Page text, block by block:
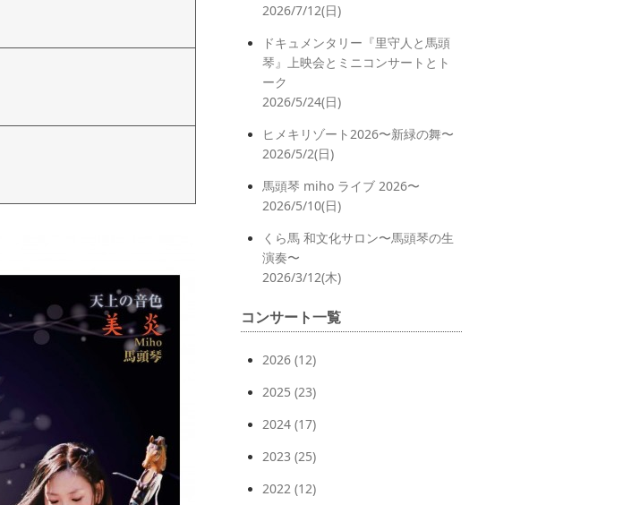
2026/7/12(日)
ドキュメンタリー『里守人と馬頭
琴』上映会とミニコンサートとト
ーク
2026/5/24(日)
ヒメキリゾート2026〜新緑の舞〜
2026/5/2(日)
馬頭琴 miho ライブ 2026〜
2026/5/10(日)
くら馬 和文化サロン〜馬頭琴の生
演奏〜
2026/3/12(木)
コンサート一覧
2026 (12)
2025 (23)
2024 (17)
2023 (25)
2022 (12)